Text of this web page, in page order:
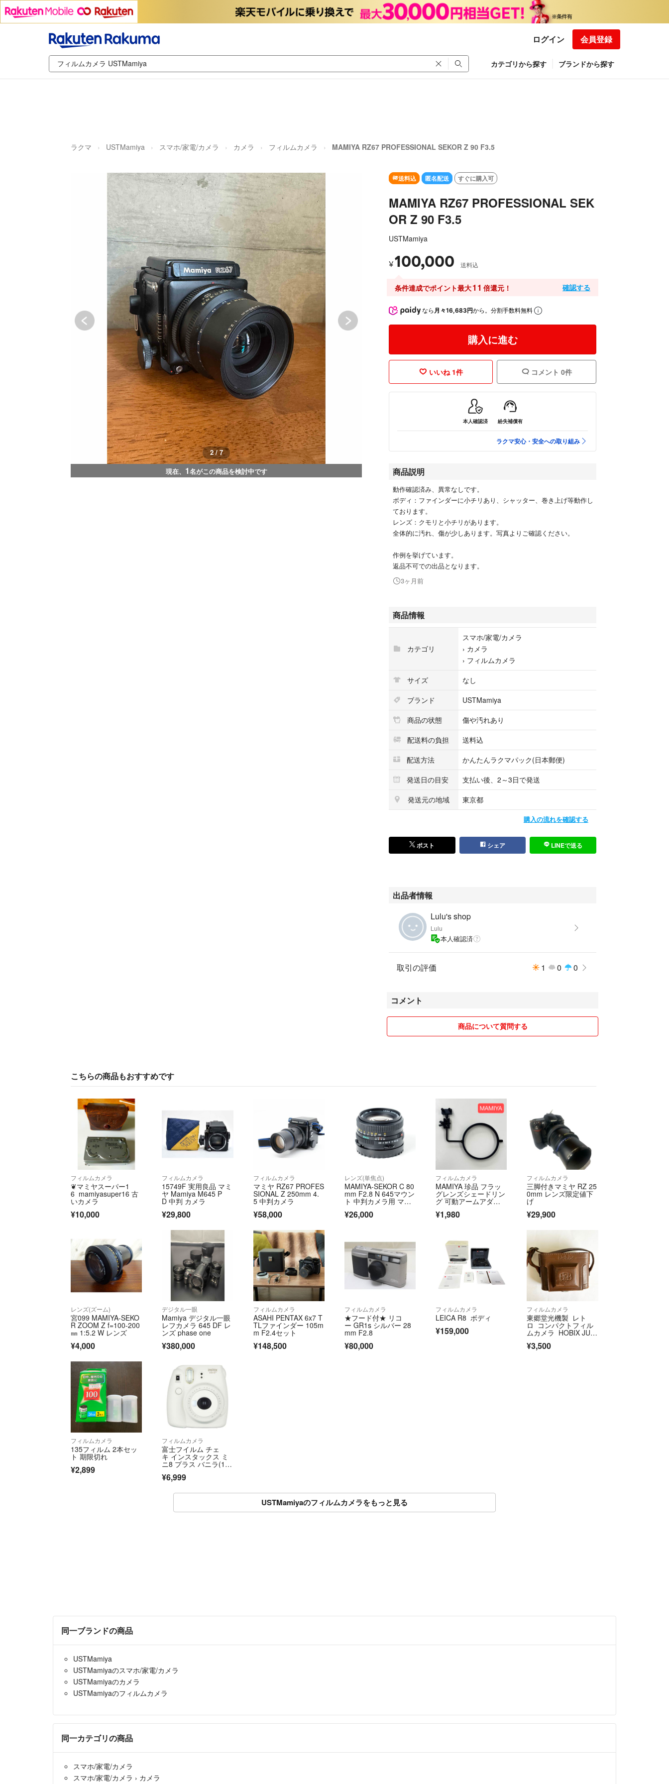
ログイン 会員登録
カテゴリから探す ブランドから探す
ラクマ USTMamiya スマホ/家電/カメラ カメラ フィルムカメラ MAMIYA RZ67 PROFESSIONAL SEKOR Z 90 F3.5
2 / 7
現在、 1名がこの商品を検討中です
送料込 匿名配送 すぐに購入可
MAMIYA RZ67 PROFESSIONAL SEK
OR Z 90 F3.5
USTMamiya
¥100,000 送料込
条件達成でポイント最大11 倍還元！ 確認する
なら 月々16,683円から。分割手数料無料
購入に進む
いいね 1件 コメント 0件
本人確認済 紛失補償有
ラクマ安心・安全への取り組み
商品説明
動作確認済み、異常なしです。
ボディ：ファインダーに小チリあり、シャッター、巻き上げ等動作し
ております。
レンズ：クモリと小チリがあります。
全体的に汚れ、傷が少しあります。写真よりご確認ください。
作例を挙げています。
返品不可での出品となります。
3ヶ月前
商品情報
カテゴリ
スマホ/家電/カメラ
› カメラ
› フィルムカメラ
サイズ
なし
ブランド
USTMamiya
商品の状態
傷や汚れあり
配送料の負担
送料込
配送方法
かんたんラクマパック(日本郵便)
発送日の目安
支払い後、2～3日で発送
発送元の地域
東京都
購入の流れを確認する
ポスト シェア LINEで送る
出品者情報
Lulu's shop
Lulu
本人確認済
取引の評価 1 0 0
コメント
商品について質問する
こちらの商品もおすすめです
フィルムカメラ
❦マミヤスーパー1
6 mamiyasuper16 古
いカメラ
¥10,000
フィルムカメラ
15749F 実用良品 マミ
ヤ Mamiya M645 P
D 中判 カメラ
¥29,800
フィルムカメラ
マミヤ RZ67 PROFES
SIONAL Z 250mm 4.
5 中判カメラ
¥58,000
レンズ(単焦点)
MAMIYA-SEKOR C 80
mm F2.8 N 645マウン
ト 中判カメラ用 マミ
ヤ 単焦点レンズ #145
94
¥26,000
フィルムカメラ
MAMIYA 珍品 フラッ
グレンズシェードリン
グ 可動アームアダプ
ター
¥1,980
フィルムカメラ
三脚付きマミヤ RZ 25
0mm レンズ限定値下
げ
¥29,900
レンズ(ズーム)
宮099 MAMIYA-SEKO
R ZOOM Z f=100-200
㎜ 1:5.2 W レンズ
¥4,000
デジタル一眼
Mamiya デジタル一眼
レフカメラ 645 DF レ
ンズ phase one
¥380,000
フィルムカメラ
ASAHI PENTAX 6x7 T
TLファインダー 105m
m F2.4セット
¥148,500
フィルムカメラ
★フード付★ リコ
ー GR1s シルバー 28
mm F2.8
¥80,000
フィルムカメラ
LEICA R8 ボディ
¥159,000
フィルムカメラ
東郷堂光機製 レト
ロ コンパクトフィル
ムカメラ HOBIX JUNI
ジ レザーケース 希
¥3,500
フィルムカメラ
135フィルム 2本セッ
ト 期限切れ
¥2,899
フィルムカメラ
富士フイルム チェ
キ インスタックス ミ
ニ8 プラス バニラ(1
¥6,999
USTMamiyaのフィルムカメラをもっと見る
同一ブランドの商品
USTMamiya
USTMamiyaのスマホ/家電/カメラ
USTMamiyaのカメラ
USTMamiyaのフィルムカメラ
同一カテゴリの商品
スマホ/家電/カメラ
スマホ/家電/カメラ › カメラ